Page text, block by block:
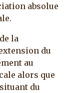
absolue
la
du
au
alors que
du